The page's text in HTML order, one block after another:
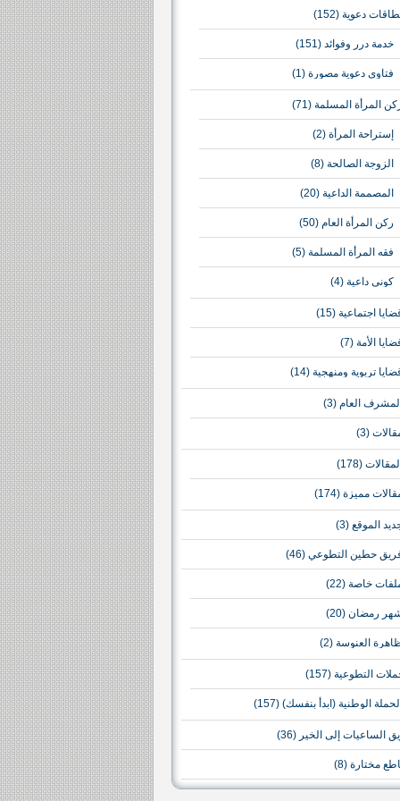
دعوية (152)
خدمة درر وفوائد (151)
فتاوى دعوية مصورة (1)
المرأة المسلمة (71)
إستراحة المرأة (2)
الزوجة الصالحة (8)
المصممة الداعية (20)
ركن المرأة العام (50)
فقه المرأة المسلمة (5)
كوني داعية (4)
اجتماعية (15)
الأمة (7)
تربوية ومنهجية (14)
العام (3)
(3)
(178)
مميزة (174)
الموقع (3)
حطين التطوعي (46)
خاصة (22)
رمضان (20)
العنوسة (2)
التطوعية (157)
الحملة الوطنية (ابدأ بنفسك) (157)
الساعيات إلى الخير (36)
مختارة (8)